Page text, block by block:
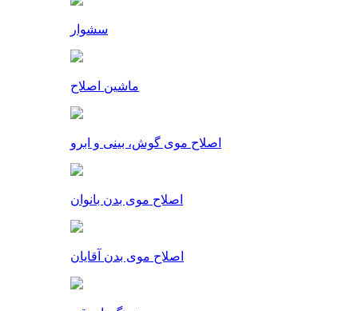
سشوار
ماشین اصلاح
اصلاح موی گوش، بینی و ابرو
اصلاح موی بدن بانوان
اصلاح موی بدن آقایان